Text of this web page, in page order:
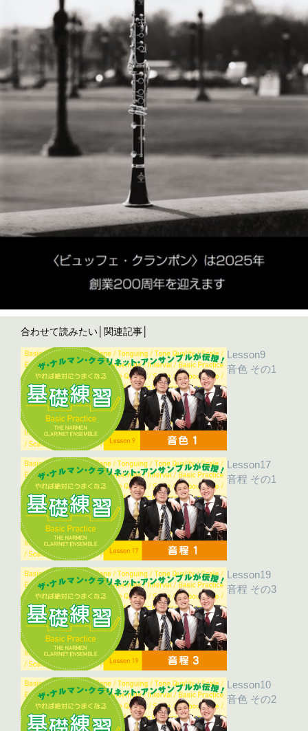
合わせて読みたい│関連記事│
Lesson9
音色 その1
Lesson17
音程 その1
Lesson19
音程 その3
Lesson10
音色 その2